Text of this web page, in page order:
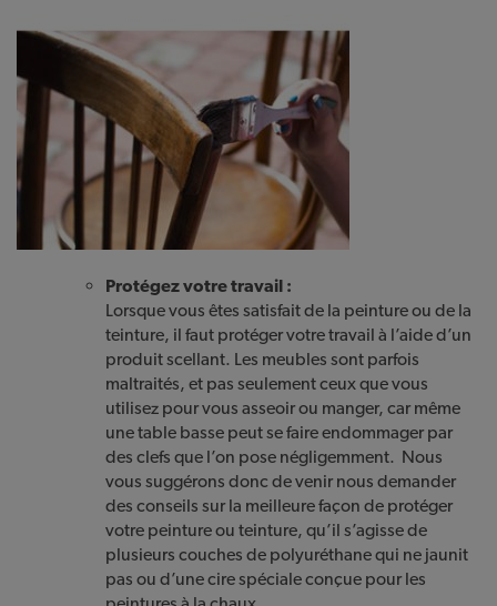
Protégez votre travail :
Lorsque vous êtes satisfait de la peinture ou de la
teinture, il faut protéger votre travail à l’aide d’un
produit scellant. Les meubles sont parfois
maltraités, et pas seulement ceux que vous
utilisez pour vous asseoir ou manger, car même
une table basse peut se faire endommager par
des clefs que l’on pose négligemment. Nous
vous suggérons donc de venir nous demander
des conseils sur la meilleure façon de protéger
votre peinture ou teinture, qu’il s’agisse de
plusieurs couches de polyuréthane qui ne jaunit
pas ou d’une cire spéciale conçue pour les